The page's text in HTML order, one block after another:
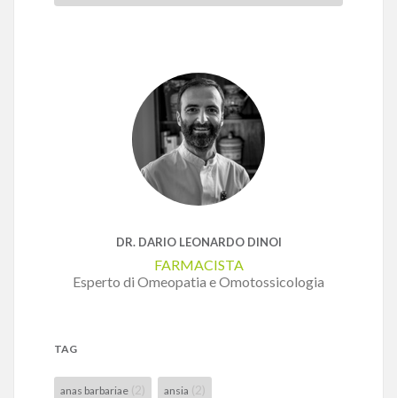
DR. DARIO LEONARDO DINOI
FARMACISTA
Esperto di Omeopatia e Omotossicologia
TAG
anas barbariae (2) ansia (2)